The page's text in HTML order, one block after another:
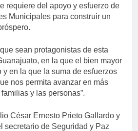
requiere del apoyo y esfuerzo de
Municipales para construir un
sean protagonistas de esta
en la que el bien mayor
y en la que la suma de esfuerzos
nos permita avanzar en más
y las personas”.
César Ernesto Prieto Gallardo y
secretario de Seguridad y Paz